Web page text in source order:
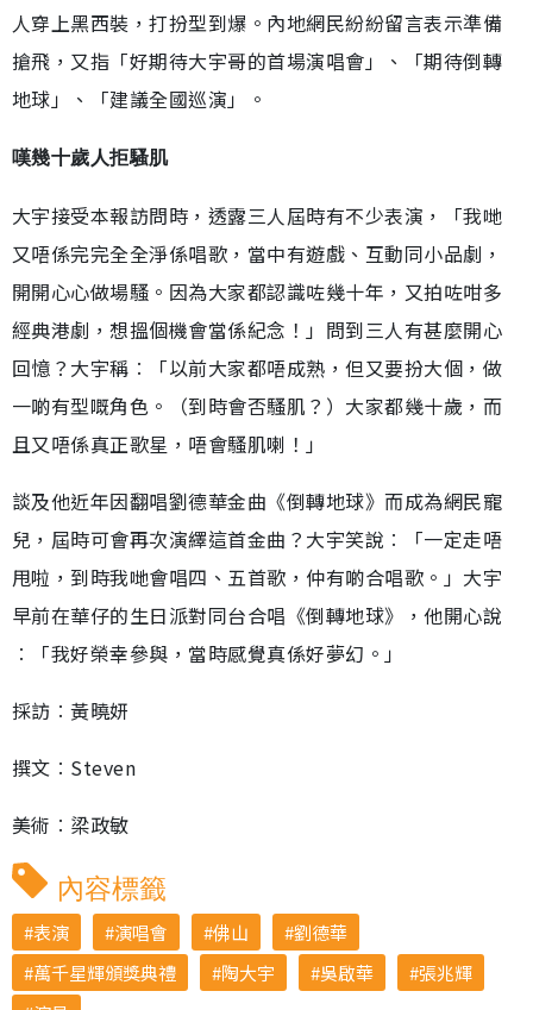
人穿上黑西裝，打扮型到爆。內地網民紛紛留言表示準備
搶飛，又指「好期待大宇哥的首場演唱會」、「期待倒轉
地球」、「建議全國巡演」。
嘆幾十歲人拒騷肌
大宇接受本報訪問時，透露三人屆時有不少表演，「我哋
又唔係完完全全淨係唱歌，當中有遊戲、互動同小品劇，
開開心心做場騷。因為大家都認識咗幾十年，又拍咗咁多
經典港劇，想搵個機會當係紀念！」問到三人有甚麼開心
回憶？大宇稱︰「以前大家都唔成熟，但又要扮大個，做
一啲有型嘅角色。（到時會否騷肌？）大家都幾十歲，而
且又唔係真正歌星，唔會騷肌喇！」
談及他近年因翻唱劉德華金曲《倒轉地球》而成為網民寵
兒，屆時可會再次演繹這首金曲？大宇笑說︰「一定走唔
甩啦，到時我哋會唱四、五首歌，仲有啲合唱歌。」大宇
早前在華仔的生日派對同台合唱《倒轉地球》，他開心說
︰「我好榮幸參與，當時感覺真係好夢幻。」
採訪︰黃曉妍
撰文︰Steven
美術︰梁政敏
內容標籤
表演 演唱會 佛山
劉德華
萬千星輝頒獎典禮
陶大宇 吳啟華
張兆輝